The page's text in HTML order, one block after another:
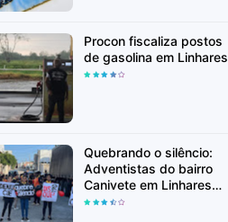
Procon fiscaliza postos
de gasolina em Linhares
Quebrando o silêncio:
Adventistas do bairro
Canivete em Linhares
encorajam vítimas de